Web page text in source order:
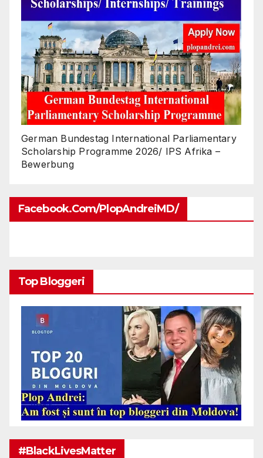
German Bundestag International Parliamentary
Scholarship Programme 2026/ IPS Afrika –
Bewerbung
Facebook.com/PlopAndreiMD/
Top Bloggeri
#BlackLivesMatter